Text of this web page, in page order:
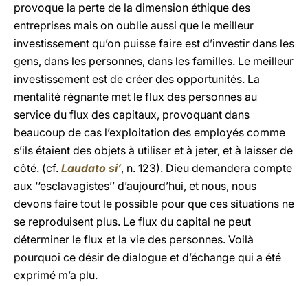
provoque la perte de la dimension éthique des
entreprises mais on oublie aussi que le meilleur
investissement qu’on puisse faire est d’investir dans les
gens, dans les personnes, dans les familles. Le meilleur
investissement est de créer des opportunités. La
mentalité régnante met le flux des personnes au
service du flux des capitaux, provoquant dans
beaucoup de cas l’exploitation des employés comme
s’ils étaient des objets à utiliser et à jeter, et à laisser de
côté. (cf. Laudato si’, n. 123). Dieu demandera compte
aux ‘‘esclavagistes’’ d’aujourd’hui, et nous, nous
devons faire tout le possible pour que ces situations ne
se reproduisent plus. Le flux du capital ne peut
déterminer le flux et la vie des personnes. Voilà
pourquoi ce désir de dialogue et d’échange qui a été
exprimé m’a plu.